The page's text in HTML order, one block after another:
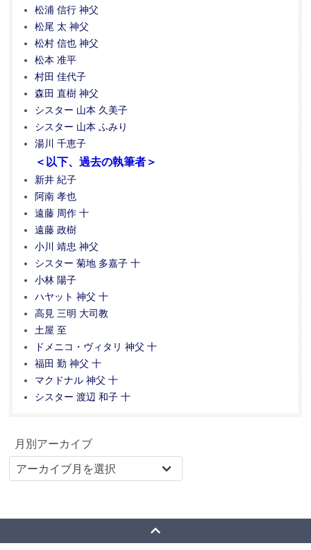
松浦 信行 神父
松尾 太 神父
松村 信也 神父
松本 准平
村田 佳代子
森田 直樹 神父
シスター 山本 久美子
シスター 山本 ふみり
湯川 千恵子
＜以下、過去の執筆者＞
新井 紀子
阿南 孝也
遠藤 周作 十
遠藤 政樹
小川 靖忠 神父
シスター 菊地 多嘉子 十
小林 陽子
ハヤット 神父 十
高見 三明 大司教
土屋 至
ドメニコ・ヴィタリ 神父 十
福田 勤 神父 十
マクドナル 神父 十
シスター 渡辺 和子 十
月別アーカイブ